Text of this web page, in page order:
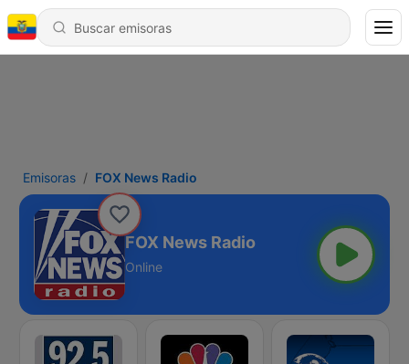
Emisoras FOX News Radio
FOX News Radio
Online